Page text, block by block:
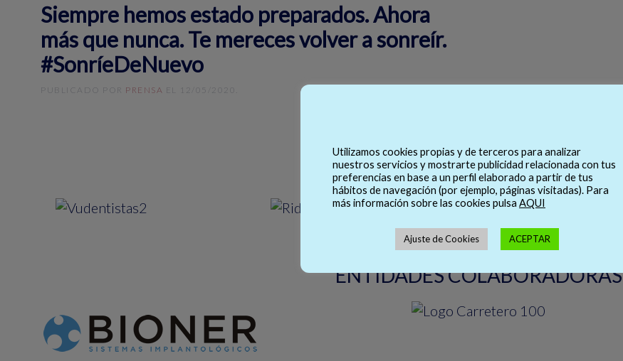
Siempre hemos estado preparados. Ahora
más que nunca. Te mereces volver a sonreír.
#SonríeDeNuevo
PUBLICADO POR PRENSA EL 12/05/2020
PAGINAS DE INTERES
ENTIDADES COLABORADORAS
Utilizamos cookies propias y de terceros para analizar
nuestros servicios y mostrarte publicidad relacionada con tus
preferencias en base a un perfil elaborado a partir de tus
hábitos de navegación (por ejemplo, páginas visitadas). Para
más información sobre las cookies pulsa AQUI
Ajuste de Cookies ACEPTAR